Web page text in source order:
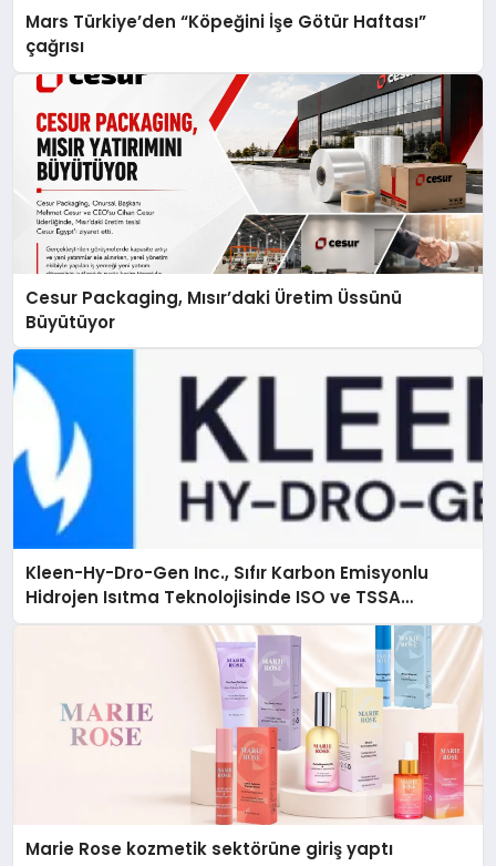
Mars Türkiye’den “Köpeğini İşe Götür Haftası”
çağrısı
Cesur Packaging, Mısır’daki Üretim Üssünü
Büyütüyor
Kleen-Hy-Dro-Gen Inc., Sıfır Karbon Emisyonlu
Hidrojen Isıtma Teknolojisinde ISO ve TSSA
Düzenleyici Onaylarını Aldı
Marie Rose kozmetik sektörüne giriş yaptı